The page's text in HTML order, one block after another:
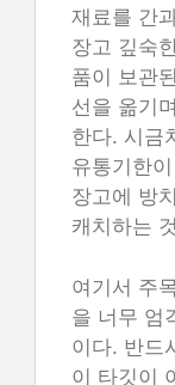
재료를 간
장고 깊숙
품이 보관
선을 옮기
한다. 시금
유통기한
장고에 방
캐치하는
여기서 주
을 너무 엄
이다. 반드
이 타깃이